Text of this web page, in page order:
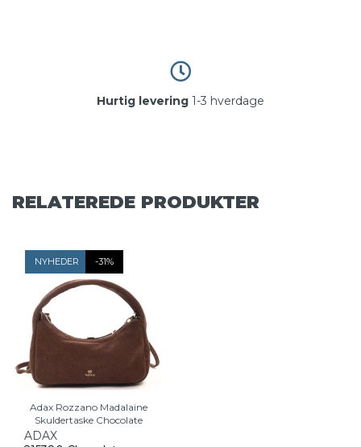
Hurtig levering 1-3 hverdage
RELATEREDE PRODUKTER
NYHEDER -31%
Adax Rozzano Madalaine
Skuldertaske Chocolate
ADAX